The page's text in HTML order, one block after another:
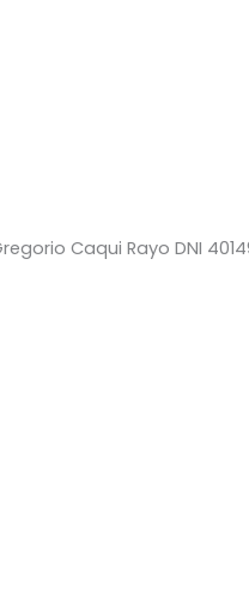
Caqui Rayo DNI